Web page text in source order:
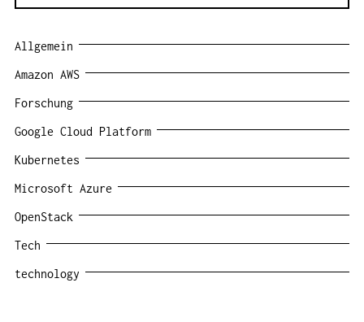
Allgemein
Amazon AWS
Forschung
Google Cloud Platform
Kubernetes
Microsoft Azure
OpenStack
Tech
technology